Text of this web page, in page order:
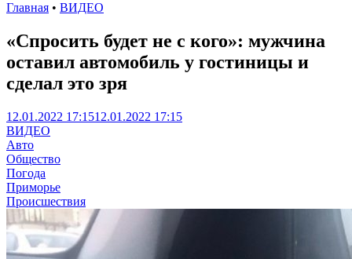
Главная • ВИДЕО
«Спросить будет не с кого»: мужчина
оставил автомобиль у гостиницы и
сделал это зря
12.01.2022 17:1512.01.2022 17:15
ВИДЕО
Авто
Общество
Погода
Приморье
Происшествия